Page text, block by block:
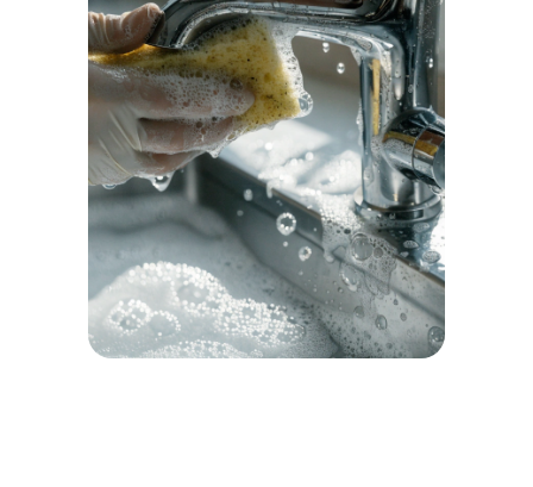
Регулярная уборка санузла
способствует поддержанию гигиены и
свежести. Тщательная очистка
помогает избавиться от налета,
разводов и других загрязнений,
сохраняя помещение аккуратным и
ухоженным.
решение, когда необходимо привести в
порядок конкретную зону без заказа
комплексной уборки всего объекта.